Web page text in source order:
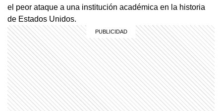
el peor ataque a una institución académica en la historia
de Estados Unidos.